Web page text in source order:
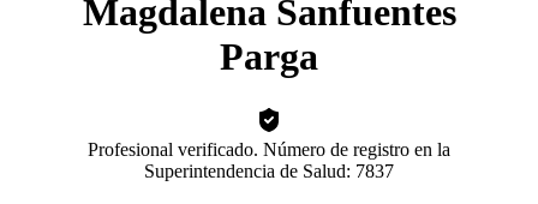
Magdalena Sanfuentes
Parga
Profesional verificado. Número de registro en la
Superintendencia de Salud: 7837